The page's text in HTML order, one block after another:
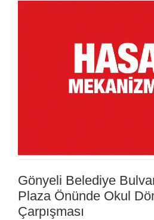
Gönyeli Belediye
Plaza Önünde Okul
Çarpışması